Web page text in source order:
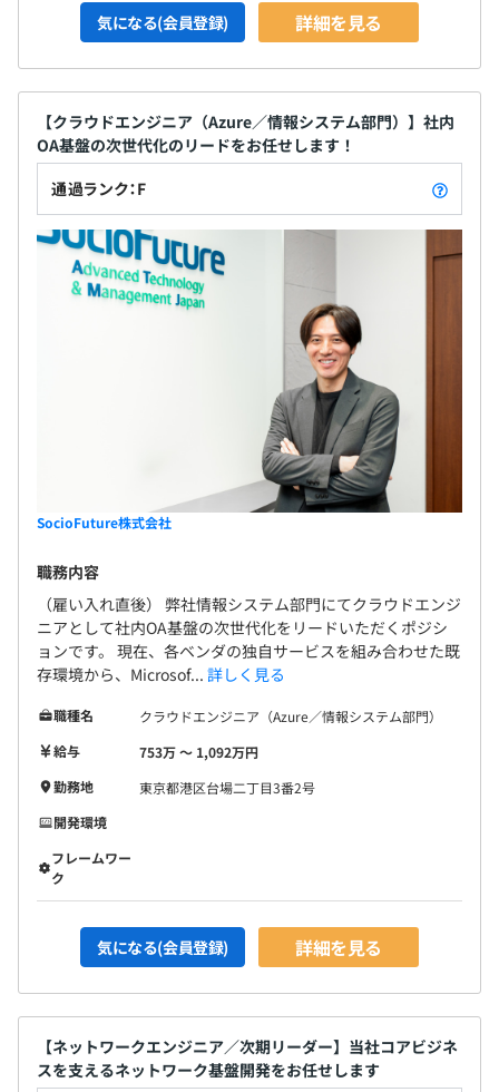
・ライブラリ／フレームワーク：Flutter、React、
Quarkus
・O／Rマッパー：MyBatis
・データベース：MySQL（AWS： Amazon Aurora）
・稼働環境：iOS 14.0以上、Android 6.0以上、Edge、
Windows 10以上、Docker
・統合開発環境：Xcode（iOS）、Android
Studio（Android）、IntelliJ IDEA Community Edition
・開発方法：アジャイル型やウォーターフォール型等
・チームの雰囲気：風通しがよく和やか雰囲気
システムエンジニア職独自の評価制度があります。
開発関連部署170名のうち、システムエンジニア65%、シ
ステム運用29%、事務系6%で構成されています。
開発チーム人数：10名前後
1プロジェクトの単位期間：半年前後
気になる(会員登録) 詳細を見る
【クラウドエンジニア（Azure／情報システム部門）】社内
OA基盤の次世代化のリードをお任せします！
通過ランク：F
SocioFuture株式会社
職務内容
（雇い入れ直後） 弊社情報システム部門にてクラウドエンジ
ニアとして社内OA基盤の次世代化をリードいただくポジシ
ョンです。 現在、各ベンダの独自サービスを組み合わせた既
存環境から、Microsof... 詳しく見る
職種名
クラウドエンジニア（Azure／情報システム部門）
給与
753万 〜 1,092万円
勤務地
東京都港区台場二丁目3番2号
開発環境
フレームワー
ク
気になる(会員登録) 詳細を見る
【ネットワークエンジニア／次期リーダー】当社コアビジネ
スを支えるネットワーク基盤開発をお任せします